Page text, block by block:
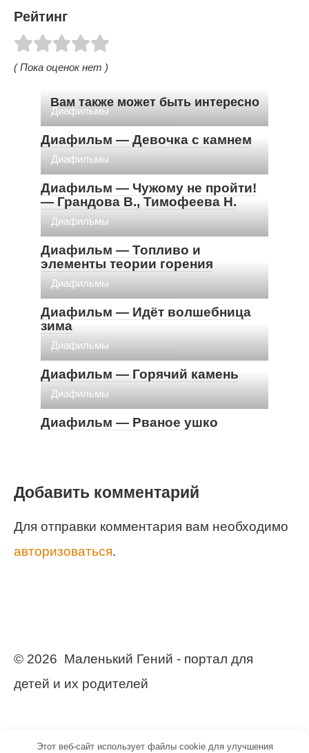
Рейтинг
( Пока оценок нет )
Вам также может быть интересно
Диафильмы
Диафильм — Девочка с камнем
Диафильмы
Диафильм — Чужому не пройти!
— Грандова В., Тимофеева Н.
Диафильмы
Диафильм — Топливо и
элементы теории горения
Диафильмы
Диафильм — Идёт волшебница
зима
Диафильмы
Диафильм — Горячий камень
Диафильмы
Диафильм — Рваное ушко
Добавить комментарий
Для отправки комментария вам необходимо
авторизоваться.
© 2026 Маленький Гений - портал для
детей и их родителей
Этот веб-сайт использует файлы cookie для улучшения